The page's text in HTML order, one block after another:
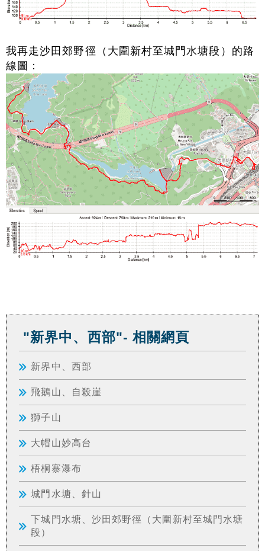
我再走沙田郊野徑（大圍新村至城門水塘段）的路
線圖：
"新界中、西部"- 相關網頁
新界中、西部
飛鵝山、自殺崖
獅子山
大帽山妙高台
梧桐寨瀑布
城門水塘、針山
下城門水塘、沙田郊野徑（大圍新村至城門水塘
段）